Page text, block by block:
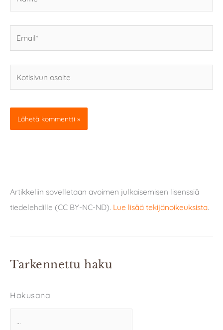
osoite
Artikkeliin sovelletaan avoimen julkaisemisen lisenssiä
tiedelehdille (CC BY-NC-ND). Lue lisää tekijänoikeuksista.
Tarkennettu haku
Hakusana